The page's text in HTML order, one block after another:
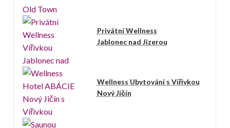
Privátní Wellness
Jablonec nad Jizerou
Wellness Ubytování s Vířivkou
Nový Jičín